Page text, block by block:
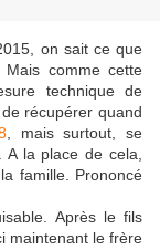
on sait ce que
. Mais comme cette
technique de
récupérer quand
, mais surtout, se
la place de cela,
la famille. Prononcé
Après le fils
maintenant le frère